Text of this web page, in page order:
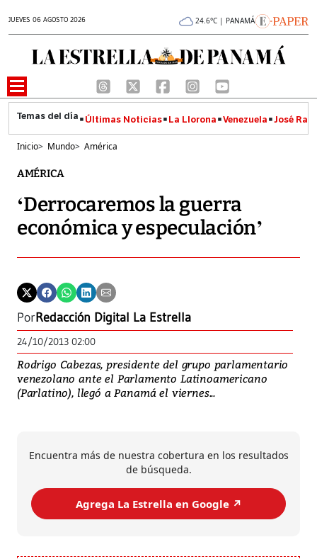
JUEVES 06 AGOSTO 2026 24.6°C | PANAMÁ
Últimas Noticias La Llorona Venezuela José
Inicio> Mundo> América
AMÉRICA
‘Derrocaremos la guerra
económica y especulación’
PorRedacción Digital La Estrella
24/10/2013 02:00
Rodrigo Cabezas, presidente del grupo parlamentario
venezolano ante el Parlamento Latinoamericano
(Parlatino), llegó a Panamá el viernes...
Encuentra más de nuestra cobertura en los resultados
de búsqueda.
Agrega La Estrella en Google ↗️